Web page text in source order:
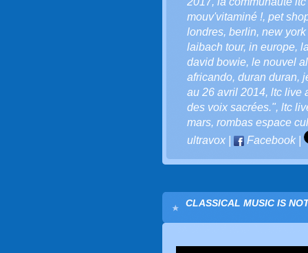
mouv'vitaminé !, pet
londres, berlin, new
laibach tour, in europe,
david bowie, le nouvel
africando, duran duran,
au 26 avril 2014, ltc live
des voix sacrées.", ltc
mars, rombas espace
ultravox
Facebook|
CLASSICAL MUSIC IS